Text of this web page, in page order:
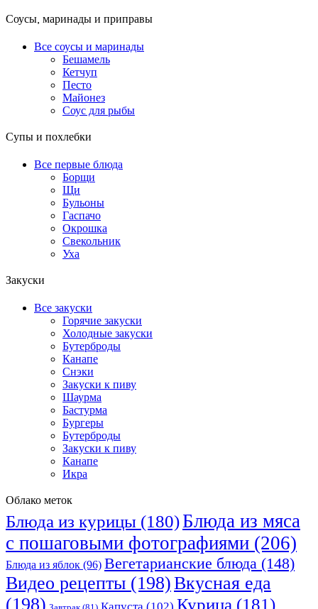
Соусы, маринады и приправы
Все соусы и маринады
Бешамель
Кетчуп
Песто
Майонез
Соус для рыбы
Супы и похлебки
Все первые блюда
Борщи
Щи
Бульоны
Гаспачо
Окрошка
Свекольник
Уха
Закуски
Все закуски
Горячие закуски
Холодные закуски
Бутерброды
Канапе
Снэки
Закуски к пиву
Шаурма
Бастурма
Бургеры
Бутерброды
Закуски к пиву
Канапе
Икра
Облако меток
Блюда из курицы (180)Блюда из мяса
с пошаговыми фотографиями (206)
Блюда из яблок (96) Вегетарианские блюда (148)
Видео рецепты (198)Вкусная еда
(198)
Курица (181)